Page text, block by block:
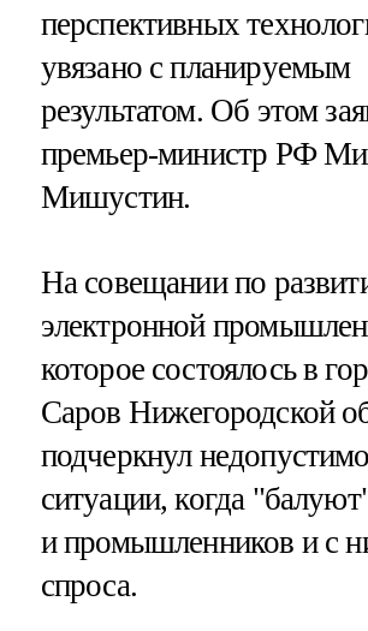
перспективных
увязано с планируемым
результатом. Об этом
премьер-министр РФ
Мишустин.
На совещании по
электронной
которое состоялось в
Саров Нижегородской
подчеркнул
ситуации, когда
и промышленников и с
спроса.